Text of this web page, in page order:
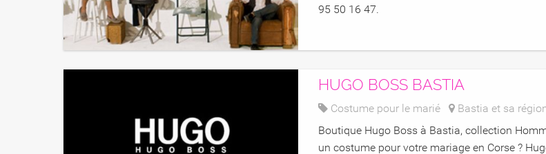
95 50 16 47.
HUGO BOSS BASTIA
Costume pour le marié
Bastia et sa
Boutique Hugo Boss à Bastia, collection
un costume pour votre mariage en Corse ?